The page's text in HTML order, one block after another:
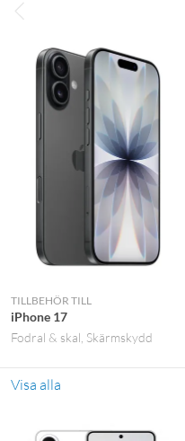
TILLBEHÖR TILL
iPhone 17
Fodral & skal Skärmskydd
Visa alla